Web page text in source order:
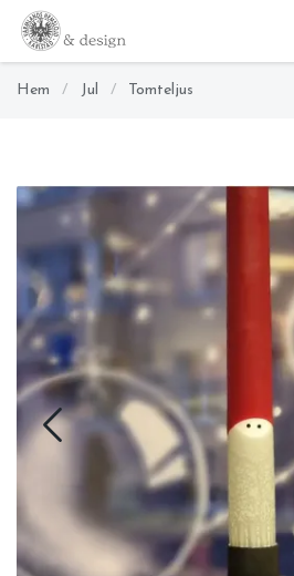
Hem / Jul / Tomteljus